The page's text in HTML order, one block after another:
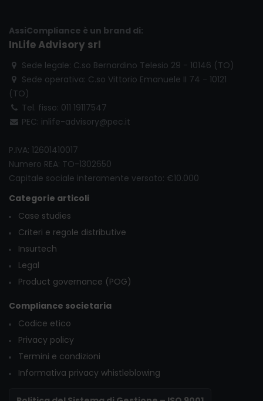
AssiCompliance è un brand di:
InLife Advisory srl
Sede legale: C.so Bernardino Telesio 29 - 10146 (TO)
Sede operativa: C.so Vittorio Emanuele II 74 - 10121
(TO)
Tel. fisso: 011 19117547
PEC: inlife-advisory@pec.it
P.IVA: 12601410017
Numero REA: TO-1302650
Capitale sociale interamente versato: €10.000
Categorie articoli
Case studies
Criteri e regole distributive
Insurtech
Legal
Product governance (POG)
Compliance societaria
Codice etico
Privacy policy
Termini e condizioni
Informativa privacy whistleblowing